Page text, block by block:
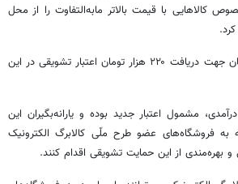
کالاهایی با قیمت بالاتر مابه‌التفاوت را از محل
۳- شرط خرید ۲۰۰ هزار تومان جهت دریافت ۲۲۰ هزار تومان اعتبار تشویقی در این
مشمول اعتبار جدید بوده و یارانه‌بگیران این
به فروشگاه‌های عضو طرح ملّی کالابرگ الکترونیک
بهره‌مندی از این حمایت تشویقی اقدام کنند.